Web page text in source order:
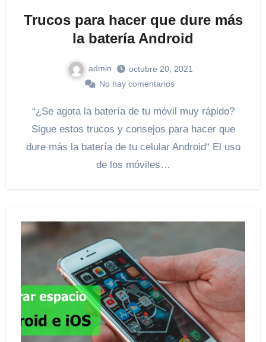
Trucos para hacer que dure más
la batería Android
admin
octubre 20, 2021
No hay comentarios
“¿Se agota la batería de tu móvil muy rápido?
Sigue estos trucos y consejos para hacer que
dure más la batería de tu celular Android“ El uso
de los móviles…